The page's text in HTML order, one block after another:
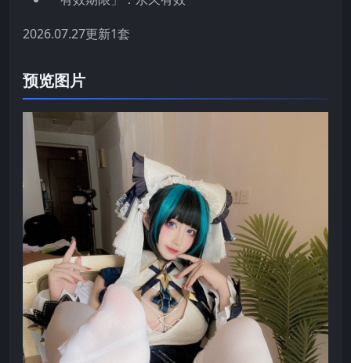
2026.07.27更新1套
预览图片